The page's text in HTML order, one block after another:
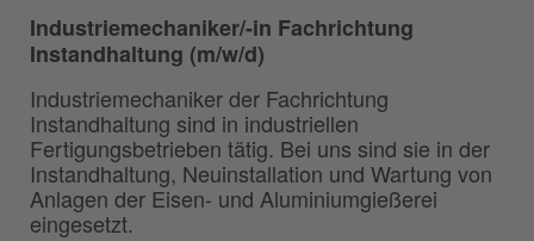
Industriemechaniker/-in Fachrichtung
Instandhaltung (m/w/d)
Industriemechaniker der Fachrichtung
Instandhaltung sind in industriellen
Fertigungsbetrieben tätig. Bei uns sind sie in der
Instandhaltung, Neuinstallation und Wartung von
Anlagen der Eisen- und Aluminiumgießerei
eingesetzt.